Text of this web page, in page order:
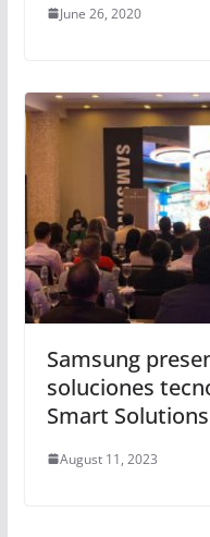
June 26, 2020
Samsung
soluciones
Smart Solutions
August 11, 2023